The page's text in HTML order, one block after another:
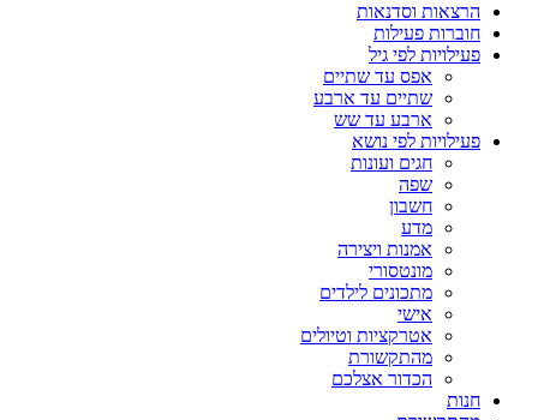
הרצאות וסדנאות
חוברות פעילות
פעילויות לפי גיל
אפס עד שתיים
שתיים עד ארבע
ארבע עד שש
פעילויות לפי נושא
חגים ועונות
שפה
חשבון
מדע
אמנות ויצירה
מונטסורי
מתכונים לילדים
אישי
אטרקציות וטיולים
מהתקשורת
הכדור אצלכם
חנות